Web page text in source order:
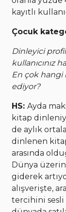
kayıtlı
Çocuk
Dinleyici
kullanıcınız
En çok
ediyor?
HS: Ayda
kitap
de aylık
dinlenen kitap
arasında
Dünya
giderek
alışverişte,
tercihini sesli